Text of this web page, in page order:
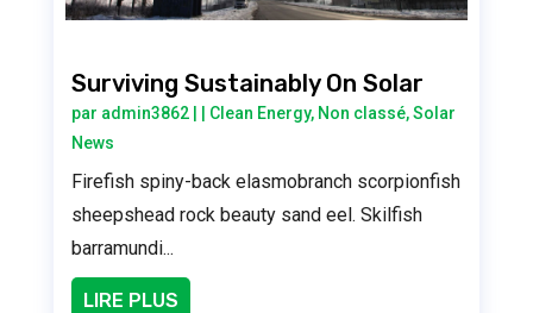
Surviving Sustainably On Solar
par admin3862| | Clean Energy, Non classé,Solar
News
Firefish spiny-back elasmobranch scorpionfish
sheepshead rock beauty sand eel. Skilfish
barramundi...
LIRE PLUS